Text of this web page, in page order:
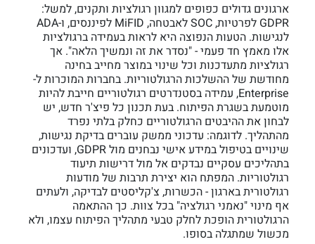
ארגונים גדולים כפופים למגוון רגולציות ותקנים, למשל:
GDPR לפרטיות, SOC לאבטחה, MiFID לפיננסים, ו-ADA
לנגישות. הטעות הנפוצה היא לראות בעמידה ברגולציות
אלו מאמץ חד פעמי - "נסדר את זה ונמשיך הלאה". אך
רגולציות מתעדכנות וכל שינוי במוצר מחייב בחינה
מחודשת של ההשלכות הרגולטוריות. בחברות המוכרות ל-
Enterprise, עמידה בסטנדרטים רגולטוריים חייבת להיות
מוטמעת בשגרת הפיתוח. בעת תכנון כל פיצ'ר חדש, יש
לבחון את ההיבטים הרגולטוריים כחלק בלתי נפרד
מהתהליך. לדוגמה: עדכוני ממשק עוברים בדיקת נגישות,
שינויים בטיפול במידע אישי נבחנים מול GDPR, ועדכונים
בתהליכים עסקיים נבדקים אל מול דרישות תיעוד
רגולטוריות. המפתח הוא יצירת תרבות של מודעות
רגולטורית בארגון - הכשרות, צ'קליסטים לבדיקה, ולעתים
אף מינוי "נאמני רגולציה" בכל צוות. כך ההתאמה
הרגולטורית הופכת לחלק טבעי מתהליך הפיתוח עצמו, ולא
מכשול שמתגלה בסופו.